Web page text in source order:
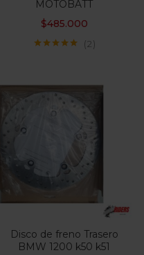
MOTOBATT
$485.000
2
Disco de freno Trasero
BMW 1200 k50 k51